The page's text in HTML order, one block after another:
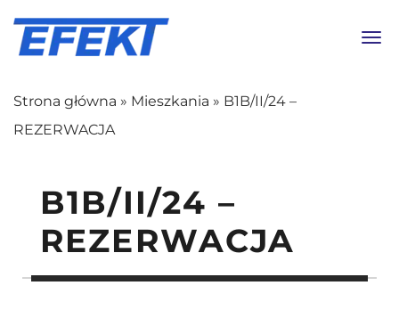
Strona główna » Mieszkania » B1B/II/24 –
REZERWACJA
B1B/II/24 –
REZERWACJA